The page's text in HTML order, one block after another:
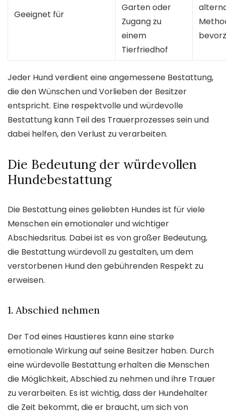
Geeignet für
Garten oder
Zugang zu
einem
Tierfriedhof
Jeder Hund verdient eine angemessene Bestattung,
die den Wünschen und Vorlieben der Besitzer
entspricht. Eine respektvolle und würdevolle
Bestattung kann Teil des Trauerprozesses sein und
dabei helfen, den Verlust zu verarbeiten.
Die Bedeutung der würdevollen
Hundebestattung
Die Bestattung eines geliebten Hundes ist für viele
Menschen ein emotionaler und wichtiger
Abschiedsritus. Dabei ist es von großer Bedeutung,
die Bestattung würdevoll zu gestalten, um dem
verstorbenen Hund den gebührenden Respekt zu
erweisen.
1. Abschied nehmen
Der Tod eines Haustieres kann eine starke
emotionale Wirkung auf seine Besitzer haben. Durch
eine würdevolle Bestattung erhalten die Menschen
die Möglichkeit, Abschied zu nehmen und ihre Trauer
zu verarbeiten. Es ist wichtig, dass der Hundehalter
die Zeit bekommt, die er braucht, um sich von